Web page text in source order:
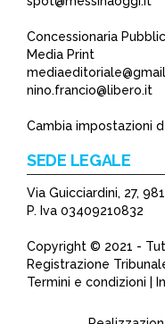
Concessionaria
Media Print
nino.francio@libero.it
Cambia impostazioni
SEDE LEGALE
Via Guicciardini, 27,
P. Iva 03409210832
Copyright © 2021 -
Registrazione
Termini e condizioni |